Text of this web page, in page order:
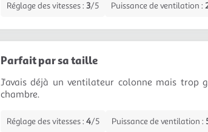
Réglage des vitesses : 3/5 Puissance de ventilation :
Parfait par sa taille
J'avais déjà un ventilateur colonne mais trop
chambre.
Réglage des vitesses : 4/5 Puissance de ventilation :